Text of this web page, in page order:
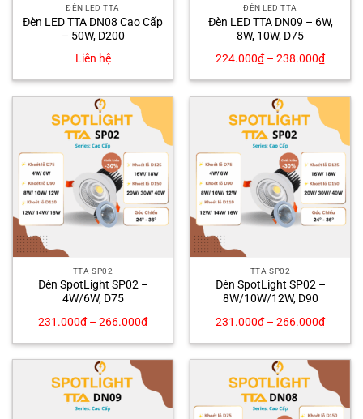
ĐÈN LED TTA
Đèn LED TTA DN08 Cao Cấp
– 50W, D200
Liên hệ
ĐÈN LED TTA
Đèn LED TTA DN09 – 6W,
8W, 10W, D75
224.000₫– 238.000₫
TTA SP02
Đèn SpotLight SP02 –
4W/6W, D75
231.000₫– 266.000₫
TTA SP02
Đèn SpotLight SP02 –
8W/10W/12W, D90
231.000₫– 266.000₫